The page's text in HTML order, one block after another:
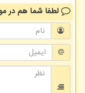
لطفا شما همدر